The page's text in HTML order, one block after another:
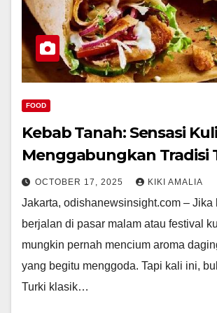
FOOD
Kebab Tanah: Sensasi
Menggabungkan Tradisi
OCTOBER 17, 2025 KIKI AMALIA
Jakarta, odishanewsinsight.com – Jika
berjalan di pasar malam atau festival
mungkin pernah mencium aroma
yang begitu menggoda. Tapi kali ini,
Turki klasik…